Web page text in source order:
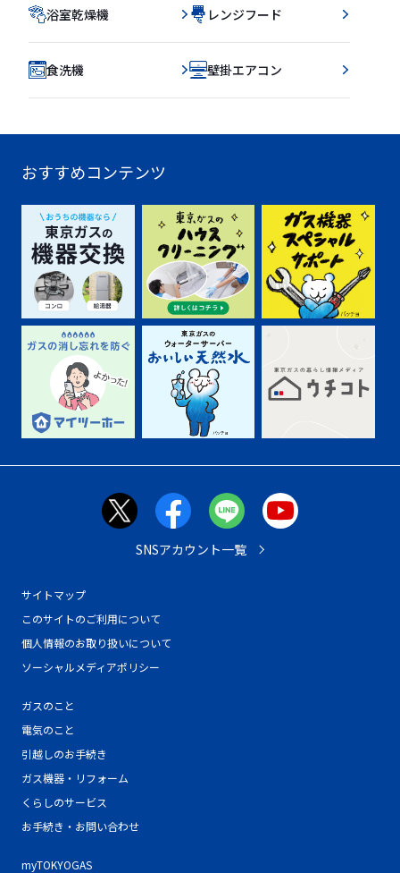
浴室乾燥機 レンジフード
食洗機 壁掛エアコン
おすすめコンテンツ
サイトマップ
このサイトのご利用について
個人情報のお取り扱いについて
ソーシャルメディアポリシー
ガスのこと
電気のこと
引越しのお手続き
ガス機器・リフォーム
くらしのサービス
お手続き・お問い合わせ
myTOKYOGAS
SNSアカウント一覧